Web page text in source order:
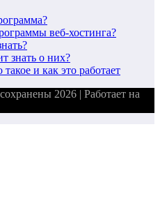
веб-хостинга?
знать о них?
и как это работает
2026 | Работает на